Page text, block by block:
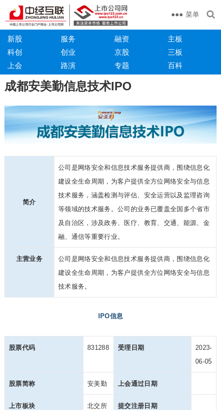
菜单
新股 服务 融资
主板
科创
创业 京股
三板
上会
路演 专题 百科
成都安美勤信息技术IPO
简介
公司是网络安全和信息技术服务提供商，围绕信息化
建设全生命周期，为客户提供全方位网络安全与信息
技术服务，涵盖检测与评估、安全运营以及监理咨询
等领域的技术服务。公司的业务已覆盖全国多个省市
及自治区，涉及政务、医疗、教育、交通、能源、金
融、通信等重要行业。
主营业务
公司是网络安全和信息技术服务提供商，围绕信息化
建设全生命周期，为客户提供全方位网络安全与信息
技术服务。
IPO信息
股票代码 831288 受理日期
2023-
06-05
股票简称 安美勤 上会通过日期
上市板块 北交所 提交注册日期